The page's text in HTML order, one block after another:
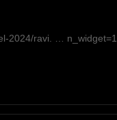
2024/ravi. … n_widget=1